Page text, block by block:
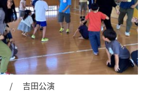
/ 吉田公演